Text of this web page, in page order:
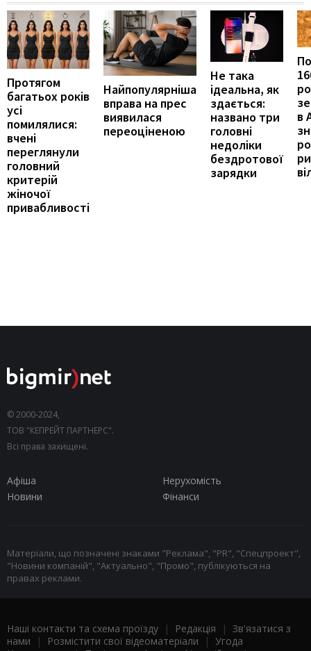
Протягом
багатьох років
усі
помилялися:
вчені
переглянули
головний
критерій
жіночої
привабливості
Найпопулярніша
вправа на прес
виявилася
переоціненою
Не така
ідеальна, як
здається:
названо три
головні
недоліки
бездротової
зарядки
в
© 2000-2024,
ТОВ "КЕПРЕЙТ ПАРТНЕРС".
Всі права захищені.
Афіша
Нерухомість
Новини
Фінанси
Матеріали, що позначені знаками "Реклама", "PR", "Спецпроект",
"Новини компаній", "Актуально", "Промо", публікуються на
правах реклами.
Наші контакти та схема проїзду | Редакція | Зв'язатися з
нами | Розмістити свої відеоматеріали | Угода